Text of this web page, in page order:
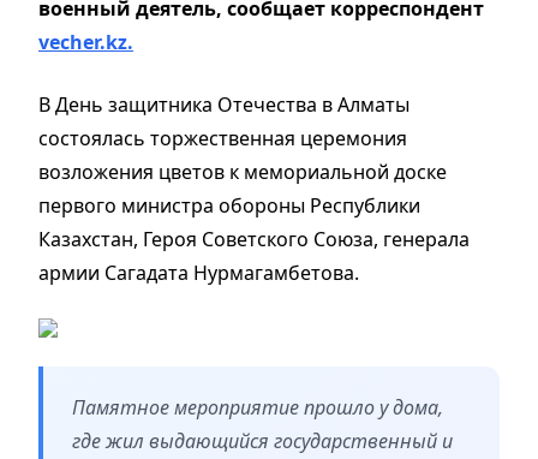
военный деятель, сообщает корреспондент
vecher.kz.
В День защитника Отечества в Алматы
состоялась торжественная церемония
возложения цветов к мемориальной доске
первого министра обороны Республики
Казахстан, Героя Советского Союза, генерала
армии Сагадата Нурмагамбетова.
Памятное мероприятие прошло у дома,
где жил выдающийся государственный и